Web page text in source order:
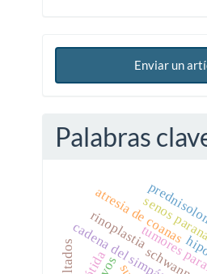
Enviar un
Palabras
cadena del simpático.
atresia de coanas
senos
rinoplastia